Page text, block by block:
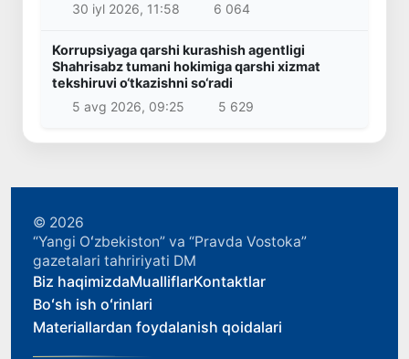
30 iyl 2026, 11:58
6 064
Korrupsiyaga qarshi kurashish agentligi
Shahrisabz tumani hokimiga qarshi xizmat
tekshiruvi o‘tkazishni so‘radi
5 avg 2026, 09:25
5 629
© 2026
“Yangi Oʻzbekiston” va “Pravda Vostoka”
gazetalari tahririyati DM
Biz haqimizdaMualliflarKontaktlar
Boʻsh ish oʻrinlari
Materiallardan foydalanish qoidalari